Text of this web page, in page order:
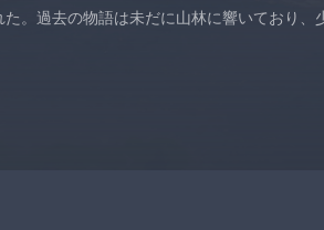
。過去の物語は未だに山林に響いており、